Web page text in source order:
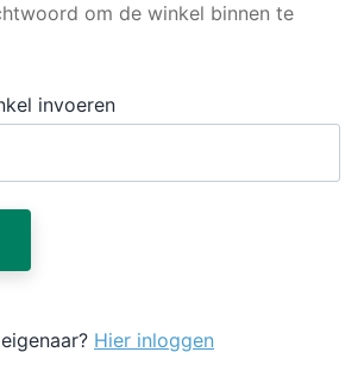
om de winkel binnen te
invoeren
Hier inloggen